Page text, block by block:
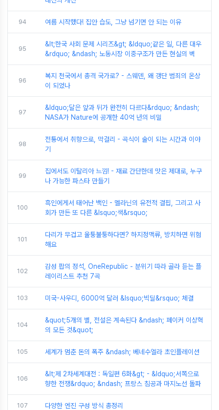
94 여름 시작했다! 집안 습도, 그냥 넘기면 안 되는 이유
95
&lt;한국 사회 문제 시리즈&gt; &ldquo;같은 일, 다른 대우
&rdquo; &ndash; 노동시장 이중구조가 만든 현실의 벽
96
복지 천국에서 총격 국가로? - 스웨덴, 왜 갱단 범죄의 온상
이 되었나
97
&ldquo;달은 앞과 뒤가 완전히 다르다&rdquo; &ndash;
NASA가 Nature에 공개한 40억 년의 비밀
98
전통에서 취향으로, 막걸리 - 곡식이 술이 되는 시간과 이야
기
99
집에서도 이탈리아 느낌! - 재료 간단한데 맛은 제대로, 누구
나 가능한 파스타 만들기
100
흑인에게서 태어난 백인 - 멜라닌의 유전적 결핍, 그리고 사
회가 만든 또 다른 &lsquo;색&rsquo;
101
다리가 무겁고 울퉁불퉁하다면? 하지정맥류, 방치하면 위험
해요
102
감성 팝의 정석, OneRepublic - 분위기 따라 골라 듣는 플
레이리스트 추천 7곡
103 미국-사우디, 6000억 달러 &lsquo;빅딜&rsquo; 체결
104
&quot;5개의 별, 전설은 계속된다 &ndash; 페이커 이상혁
의 모든 것&quot;
105 세계가 멈춘 돈의 폭주 &ndash; 베네수엘라 초인플레이션
106
&lt;제 2차세계대전 : 독일편 6화&gt; - &ldquo;서쪽으로
향한 전쟁&rdquo; &ndash; 프랑스 침공과 마지노선 돌파
107 다양한 엔진 구성 방식 총정리